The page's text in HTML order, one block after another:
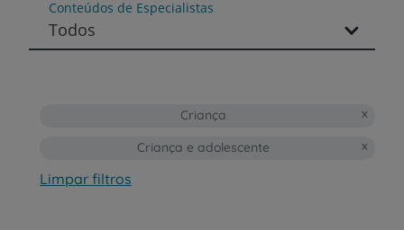
Conteúdos de Especialistas
Todos
Criança
Criança e adolescente
Limpar filtros